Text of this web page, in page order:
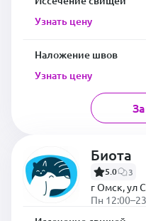
Узнать цену
Наложение швов
Узнать цену
Биота
5.0 3
г Омск, ул
Пн